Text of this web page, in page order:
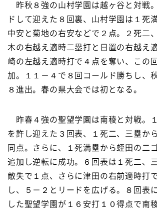
昨秋８強の山村学園は越ヶ谷と対戦
ドして迎えた８回裏、山村学園は１死
中安と菊地の右安などで２点。２死二
木の右越え適時二塁打と日置の右越え
崎の左越え適時打で４点を奪い、この
加。１１－４で８回コールド勝ちし、
８進出。春の県大会では初となる。
昨春４強の聖望学園は南稜と対戦。
を許し迎えた３回表、１死二、三塁か
同点。さらに、１死満塁から蛭田の二
追加し逆転に成功。６回表は１死二、
敵失で１点、さらに津田の右前適時打
し、５－２とリードを広げる。８回表
した聖望学園が１６安打１０得点で南